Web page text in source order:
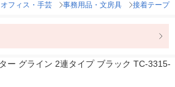
フィス・手芸 事務用品・文房具 接着テープ